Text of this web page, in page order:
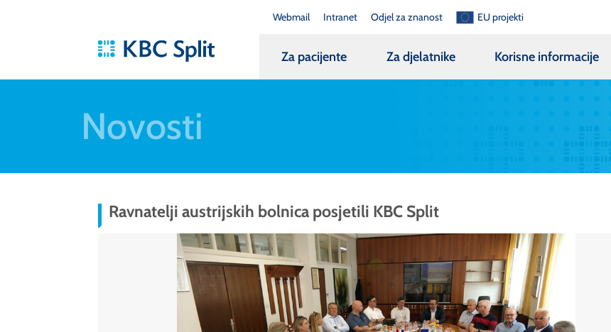
Webmail Intranet Odjel za znanost EU projekti
Za pacijente Za djelatnike Korisne informacije
Novosti
Ravnatelji austrijskih bolnica posjetili KBC Split